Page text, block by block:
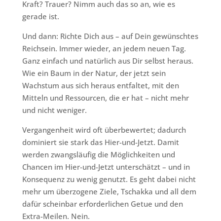
Kraft? Trauer? Nimm auch das so an, wie es
gerade ist.
Und dann: Richte Dich aus – auf Dein gewünschtes
Reichsein. Immer wieder, an jedem neuen Tag.
Ganz einfach und natürlich aus Dir selbst heraus.
Wie ein Baum in der Natur, der jetzt sein
Wachstum aus sich heraus entfaltet, mit den
Mitteln und Ressourcen, die er hat – nicht mehr
und nicht weniger.
Vergangenheit wird oft überbewertet; dadurch
dominiert sie stark das Hier-und-Jetzt. Damit
werden zwangsläufig die Möglichkeiten und
Chancen im Hier-und-Jetzt unterschätzt – und in
Konsequenz zu wenig genutzt. Es geht dabei nicht
mehr um überzogene Ziele, Tschakka und all dem
dafür scheinbar erforderlichen Getue und den
Extra-Meilen. Nein.